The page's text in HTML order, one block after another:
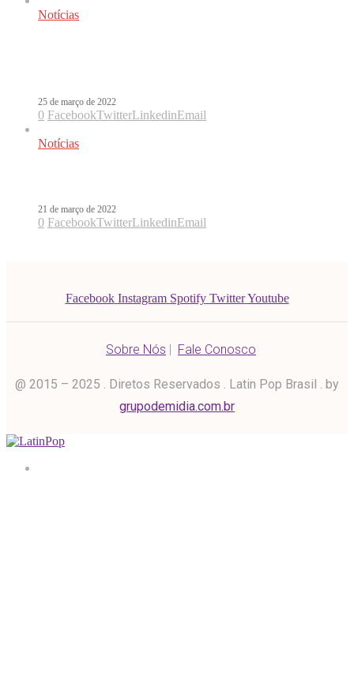
Notícias
25 de março de 2022
0 FacebookTwitterLinkedinEmail
Notícias
21 de março de 2022
0 FacebookTwitterLinkedinEmail
Facebook Instagram Spotify Twitter Youtube
Sobre Nós | Fale Conosco
@ 2015 – 2025 . Diretos Reservados . Latin Pop Brasil . by
grupodemidia.com.br